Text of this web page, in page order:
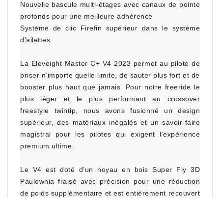
Nouvelle bascule multi-étages avec canaux de pointe
profonds pour une meilleure adhérence
Système de clic Firefin supérieur dans le système
d’ailettes
La Eleveight Master C+ V4 2023 permet au pilote de
briser n’importe quelle limite, de sauter plus fort et de
booster plus haut que jamais. Pour notre freeride le
plus léger et le plus performant au crossover
freestyle twintip, nous avons fusionné un design
supérieur, des matériaux inégalés et un savoir-faire
magistral pour les pilotes qui exigent l’expérience
premium ultime.
Le V4 est doté d’un noyau en bois Super Fly 3D
Paulownia fraisé avec précision pour une réduction
de poids supplémentaire et est entièrement recouvert